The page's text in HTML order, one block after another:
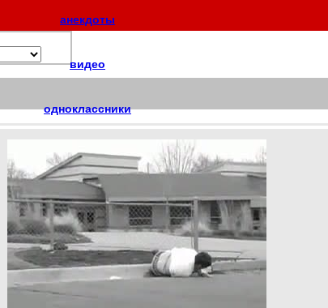
анекдоты
видео
одноклассники
тосты
фотоальбомы